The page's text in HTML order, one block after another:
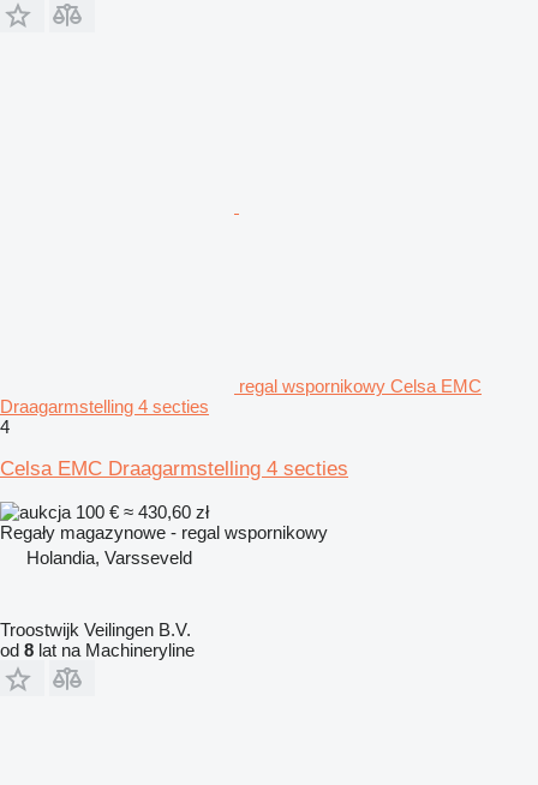
regal wspornikowy Celsa EMC
Draagarmstelling 4 secties
4
Celsa EMC Draagarmstelling 4 secties
100 € ≈ 430,60 zł
Regały magazynowe - regal wspornikowy
Holandia, Varsseveld
Troostwijk Veilingen B.V.
od 8 lat na Machineryline